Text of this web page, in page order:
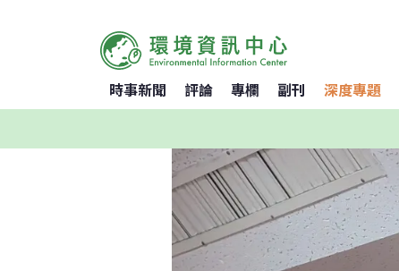
時事新聞 評論 專欄 副刊 深度專題